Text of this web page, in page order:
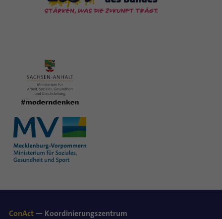
ConAct — Koordinierungszentrum